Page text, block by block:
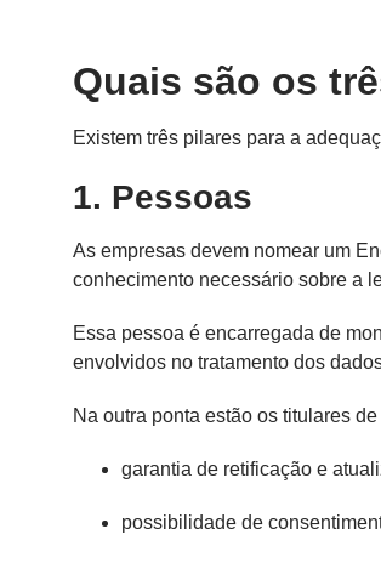
Quais são os
Existem três pilares para a
1. Pessoas
As empresas devem nomear um
conhecimento necessário sobre a
Essa pessoa é encarregada de
envolvidos no tratamento dos
Na outra ponta estão os titulares
garantia de retificação e
possibilidade de